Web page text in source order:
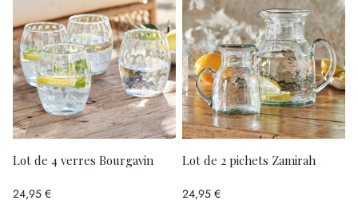
Lot de 4 verres Bourgavin
24,95 €
Lot de 2 pichets Zamirah
24,95 €